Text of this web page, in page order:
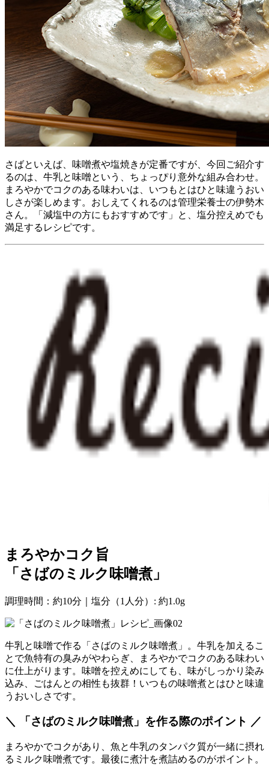
さばといえば、味噌煮や塩焼きが定番ですが、今回ご紹介す
るのは、牛乳と味噌という、ちょっぴり意外な組み合わせ。
まろやかでコクのある味わいは、いつもとはひと味違うおい
しさが楽しめます。おしえてくれるのは管理栄養士の伊勢木
さん。「減塩中の方にもおすすめです」と、塩分控えめでも
満足するレシピです。
まろやかコク旨
「さばのミルク味噌煮」
調理時間：約10分｜塩分（1人分）: 約1.0g
牛乳と味噌で作る「さばのミルク味噌煮」。牛乳を加えるこ
とで魚特有の臭みがやわらぎ、まろやかでコクのある味わい
に仕上がります。味噌を控えめにしても、味がしっかり染み
込み、ごはんとの相性も抜群！いつもの味噌煮とはひと味違
うおいしさです。
＼ 「さばのミルク味噌煮」を作る際のポイント ／
まろやかでコクがあり、魚と牛乳のタンパク質が一緒に摂れ
るミルク味噌煮です。最後に煮汁を煮詰めるのがポイント。